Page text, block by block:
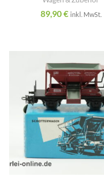
89,90€ inkl. MwSt.